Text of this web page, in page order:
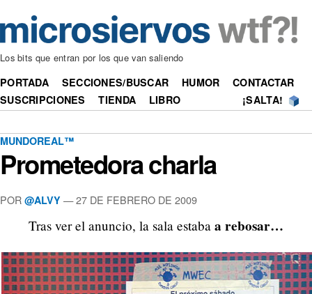
Los bits que entran por los que van saliendo
PORTADA SECCIONES/BUSCAR HUMOR
CONTACTAR
SUSCRIPCIONES
TIENDA LIBRO ¡SALTA!
MUNDOREAL™
Prometedora charla
POR @ALVY —27 DE FEBRERO DE 2009
Tras ver el anuncio, la sala estaba a rebosar…